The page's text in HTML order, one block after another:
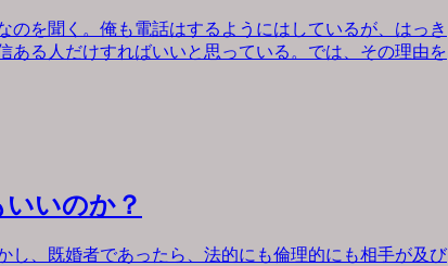
を聞く。俺も電話はするようにはしているが、はっき
ある人だけすればいいと思っている。では、その理由を
いのか？
し、既婚者であったら、法的にも倫理的にも相手が及び